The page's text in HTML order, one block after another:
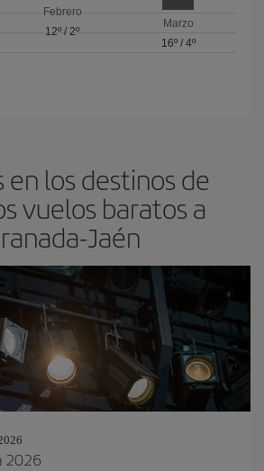
Febrero
12º / 2º
Marzo
16º/ 4º
en los destinos de
vuelos baratos a
Jaén
2026